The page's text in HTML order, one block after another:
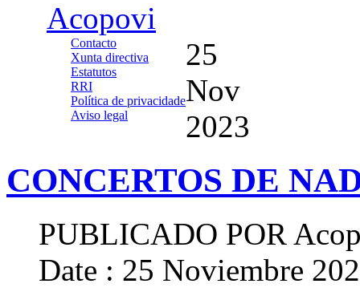
Acopovi
Contacto
Xunta directiva
Estatutos
RRI
Política de privacidade
Aviso legal
25
Nov
2023
CONCERTOS DE
PUBLICADO POR
Date : 25 Noviembre